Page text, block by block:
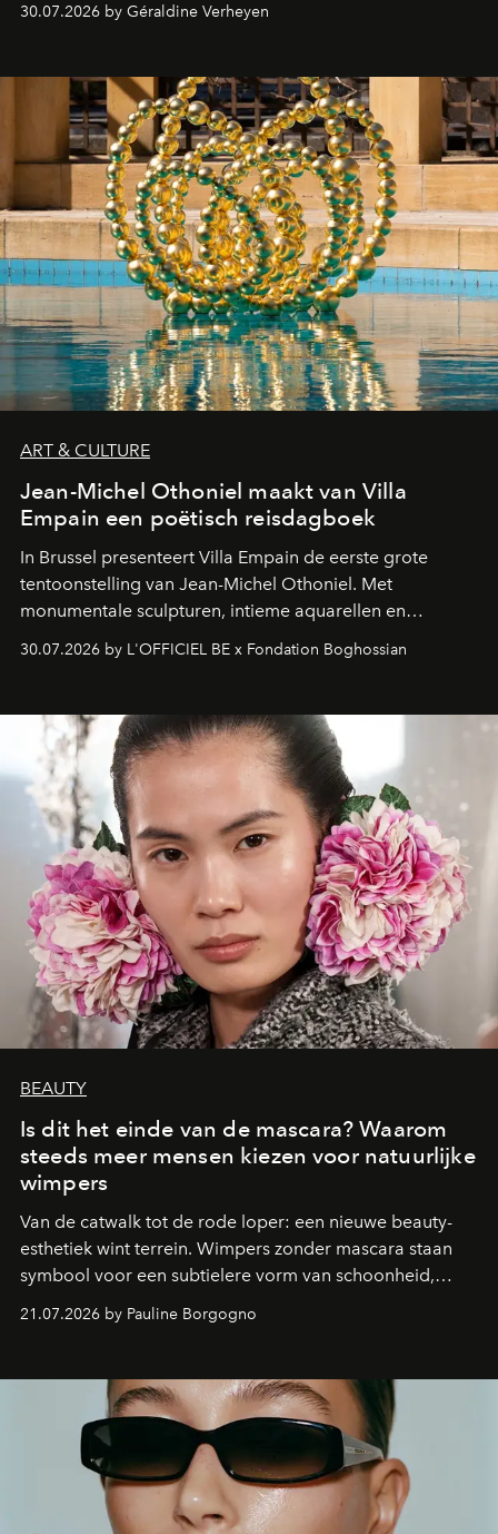
30.07.2026 by Géraldine Verheyen
ART & CULTURE
Jean-Michel Othoniel maakt van Villa
Empain een poëtisch reisdagboek
In Brussel presenteert Villa Empain de eerste grote
tentoonstelling van Jean-Michel Othoniel. Met
monumentale sculpturen, intieme aquarellen en
een emotionele reis waarin elk werk de herinnering
moment van verwondering.
30.07.2026 by L'OFFICIEL BE x Fondation Boghossian
BEAUTY
Is dit het einde van de mascara? Waarom
steeds meer mensen kiezen voor natuurlijke
wimpers
Van de catwalk tot de rode loper: een nieuwe beauty-
esthetiek wint terrein. Wimpers zonder mascara staan
symbool voor een subtielere vorm van schoonheid,
aan make-up.
21.07.2026 by Pauline Borgogno